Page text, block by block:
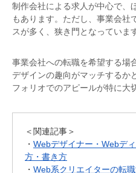
制作会社による求人が中心で、
もあります。ただし、事業会社
スが多く、狭き門となっていま
事業会社への転職を希望する場
デザインの趣向がマッチするか
フォリオでのアピールが特に大
＜関連記事＞
・ Webデザイナー・Webデ
方・書き方
・ Web系クリエイターの転